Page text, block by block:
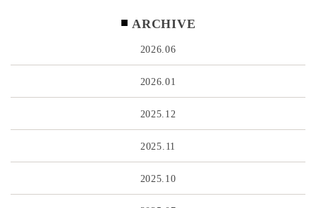
ARCHIVE
2026.06
2026.01
2025.12
2025.11
2025.10